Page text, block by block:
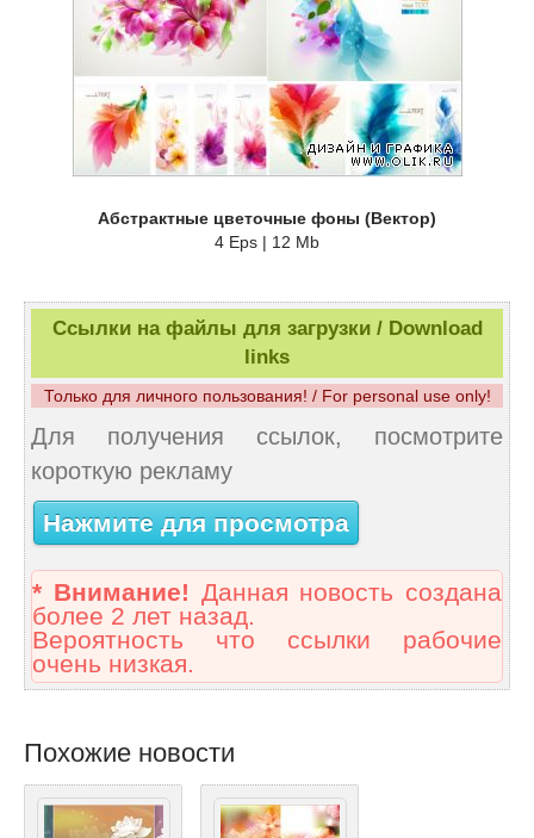
Абстрактные цветочные фоны (Вектор)
4 Eps | 12 Mb
Ссылки на файлы для загрузки / Download
links
Только для личного пользования! / For personal use only!
Для получения ссылок, посмотрите
короткую рекламу
Нажмите для просмотра
* Внимание! Данная новость создана
более 2 лет назад.
Вероятность что ссылки рабочие
очень низкая.
Похожие новости